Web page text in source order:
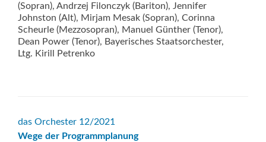
(Sopran), Andrzej Filonczyk (Bariton), Jennifer
Johnston (Alt), Mirjam Mesak (Sopran), Corinna
Scheurle (Mezzosopran), Manuel Günther (Tenor),
Dean Power (Tenor), Bayerisches Staatsorchester,
Ltg. Kirill Petrenko
Beitrags-
das Orchester 12/2021
Wege der Programmplanung